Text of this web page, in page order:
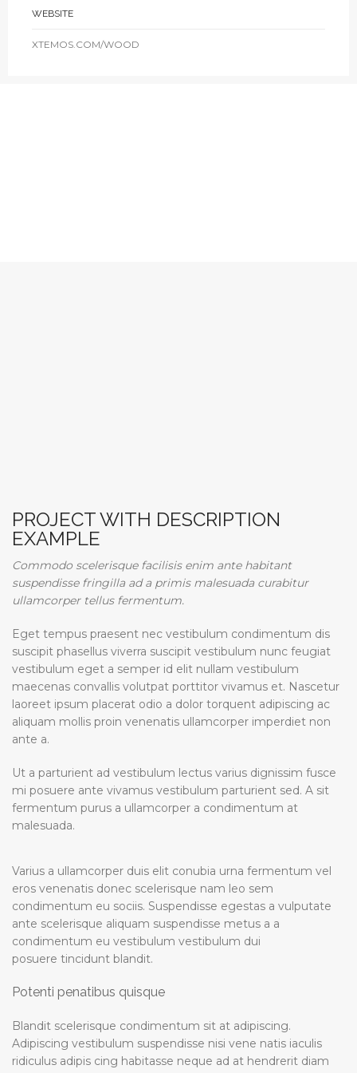
WEBSITE
XTEMOS.COM/WOOD
PROJECT WITH DESCRIPTION
EXAMPLE
Commodo scelerisque facilisis enim ante habitant
suspendisse fringilla ad a primis malesuada curabitur
ullamcorper tellus fermentum.
Eget tempus praesent nec vestibulum condimentum dis
suscipit phasellus viverra suscipit vestibulum nunc feugiat
vestibulum eget a semper id elit nullam vestibulum
maecenas convallis volutpat porttitor vivamus et. Nascetur
laoreet ipsum placerat odio a dolor torquent adipiscing ac
aliquam mollis proin venenatis ullamcorper imperdiet non
ante a.
Ut a parturient ad vestibulum lectus varius dignissim fusce
mi posuere ante vivamus vestibulum parturient sed. A sit
fermentum purus a ullamcorper a condimentum at
malesuada.
Varius a ullamcorper duis elit conubia urna fermentum vel
eros venenatis donec scelerisque nam leo sem
condimentum eu sociis. Suspendisse egestas a vulputate
ante scelerisque aliquam suspendisse metus a a
condimentum eu vestibulum vestibulum dui
posuere tincidunt blandit.
Potenti penatibus quisque
Blandit scelerisque condimentum sit at adipiscing.
Adipiscing vestibulum suspendisse nisi vene natis iaculis
ridiculus adipis cing habitasse neque ad at hendrerit diam